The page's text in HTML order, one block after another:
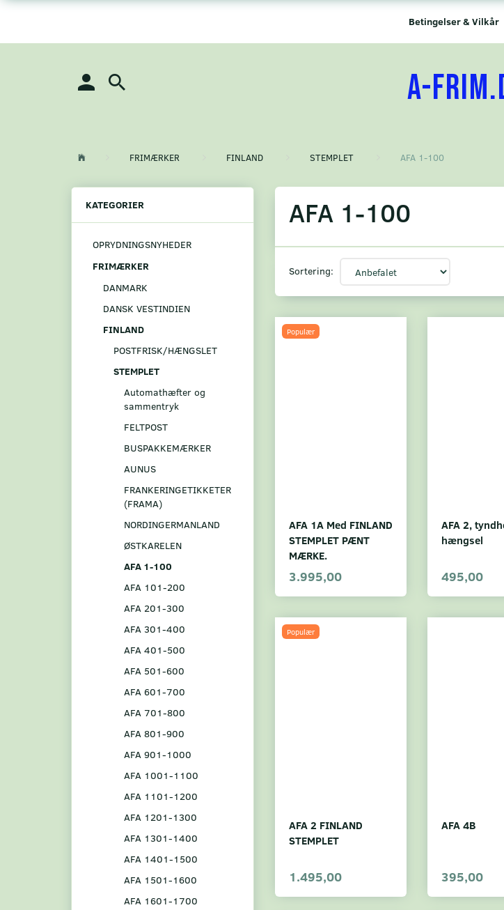
Betingelser & Vilkår
A-
FRIMÆRKER FINLAND STEMPLET AFA 1-100
KATEGORIER
OPRYDNINGSNYHEDER
FRIMÆRKER
DANMARK
DANSK VESTINDIEN
FINLAND
POSTFRISK/HÆNGSLET
STEMPLET
Automathæfter og
sammentryk
FELTPOST
BUSPAKKEMÆRKER
AUNUS
FRANKERINGETIKKETER
(FRAMA)
NORDINGERMANLAND
ØSTKARELEN
AFA 1-100
AFA 101-200
AFA 201-300
AFA 301-400
AFA 401-500
AFA 501-600
AFA 601-700
AFA 701-800
AFA 801-900
AFA 901-1000
AFA 1001-1100
AFA 1101-1200
AFA 1201-1300
AFA 1301-1400
AFA 1401-1500
AFA 1501-1600
AFA 1601-1700
AFA 1-100
Sortering:
Populær
AFA 1A Med FINLAND
STEMPLET PÆNT
MÆRKE.
3.995,00
AFA 2,
hængsel
495,00
Populær
AFA 2 FINLAND
STEMPLET
1.495,00
AFA 4B
395,00